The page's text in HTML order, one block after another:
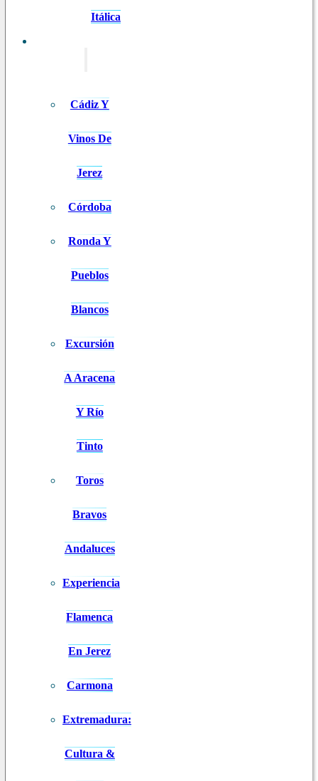
Itálica
Cádiz Y
Vinos De
Jerez
Córdoba
Ronda Y
Pueblos
Blancos
Excursión
A Aracena
Y Río
Tinto
Toros
Bravos
Andaluces
Experiencia
Flamenca
En Jerez
Carmona
Extremadura:
Cultura &